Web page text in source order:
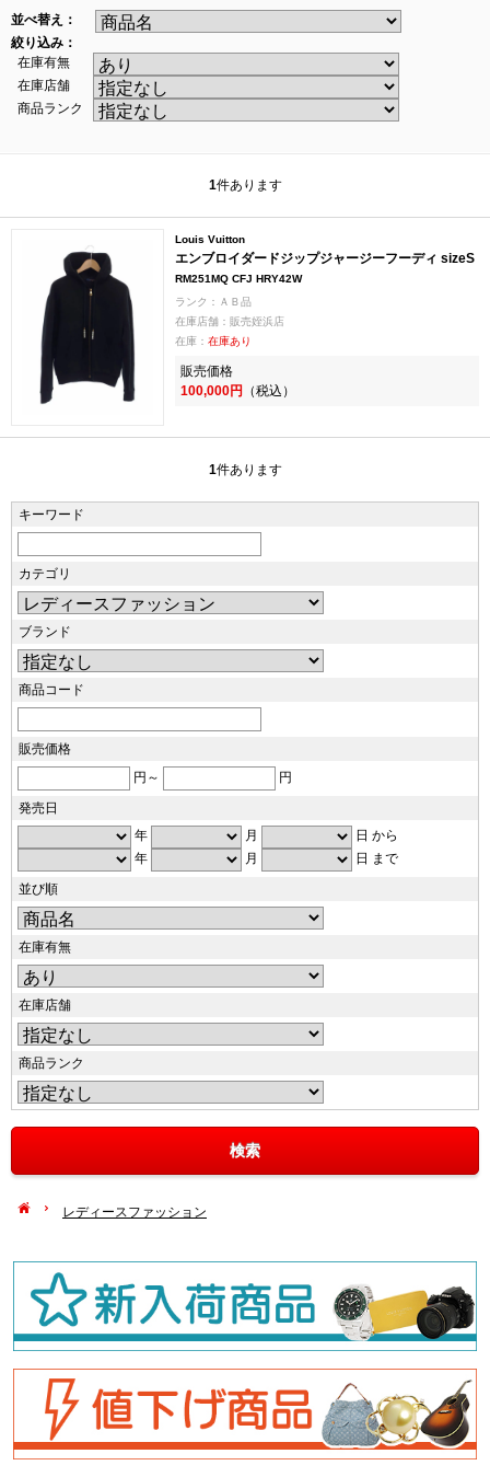
並べ替え：
絞り込み：
在庫有無
在庫店舗
商品ランク
1件あります
Louis Vuitton
エンブロイダードジップジャージーフーディ sizeS
RM251MQ CFJ HRY42W
ランク：ＡＢ品
在庫店舗：販売姪浜店
在庫： 在庫あり
販売価格
100,000円 （税込）
1件あります
キーワード
カテゴリ
ブランド
商品コード
販売価格
円～
円
発売日
年
月
日 から
年
月
日 まで
並び順
在庫有無
在庫店舗
商品ランク
レディースファッション